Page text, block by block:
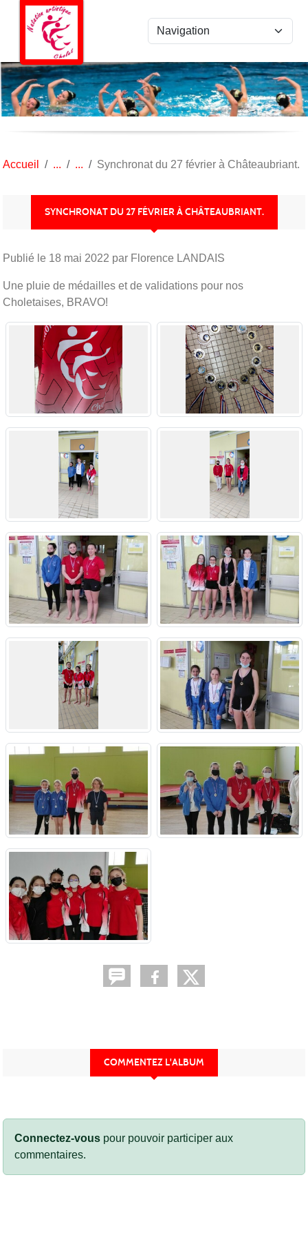
Accueil Synchronat du 27 février à Châteaubriant.
SYNCHRONAT DU 27 FÉVRIER À CHÂTEAUBRIANT.
Publié le 18 mai 2022 par Florence LANDAIS
Une pluie de médailles et de validations pour nos
Choletaises, BRAVO!
COMMENTEZ L'ALBUM
Connectez-vous pour pouvoir participer aux
commentaires.
Panneau de gestion des cookies